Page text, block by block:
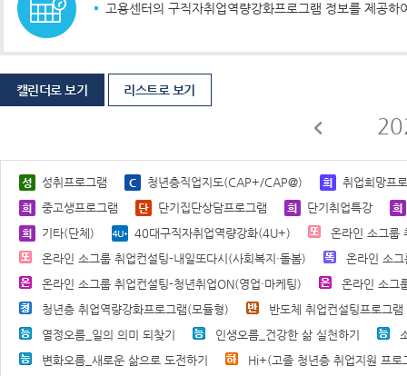
고용센터의 구직자취업역량강화프로그램 정보를 제공
캘린더로 보기 리스트로 보기
성취프로그램 청년층직업지도(CAP+/CAP@)
취업희망프
중고생프로그램
단기집단상담프로그램
단기취업특강
기타(단체)
40대구직자취업역량강화(4U+)
온라인 소그룹
온라인 소그룹 취업컨설팅-내일또다시(사회복지·돌봄)
온라인 소
온라인 소그룹 취업컨설팅-청년취업ON(영업·마케팅)
온라인 소그
청년층 취업역량강화프로그램(모듈형)
반도체 취업컨설팅프로그램
열정오름_일의 의미 되찾기
인생오름_건강한 삶 실천하기
변화오름_새로운 삶으로 도전하기
Hi+(고졸 청년층 취업지원 프로